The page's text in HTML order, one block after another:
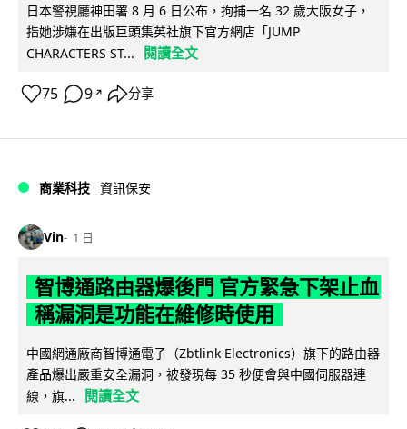
日本警視廳神田署 8 月 6 日公布，拘捕一名 32 歲大阪女子，
指她涉嫌在出版巨頭集英社旗下官方網店「JUMP
CHARACTERS ST...
閱讀全文
75 9 ↗ 分享
商業科技 資訊保安
Vin 1 日
智博通路由器爆後門 官方緊急下架止血
稱漏洞是功能在維修時使用
中國網通廠商智博通電子（Zbtlink Electronics）旗下的路由器
產品爆出嚴重安全漏洞，被發現每 35 秒便會與中國伺服器連
線，旗...
閱讀全文